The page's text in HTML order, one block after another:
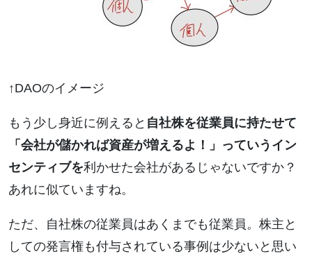
↑DAOのイメージ
もう少し身近に例えると 自社株を従業員に持たせて
「会社が儲かれば資産が増えるよ！」っていうイン
センティブを利かせた会社があるじゃないですか？
あれに似ていますね。
ただ、自社株の従業員はあくまでも従業員。株主と
しての発言権も付与されている事例は少ないと思い